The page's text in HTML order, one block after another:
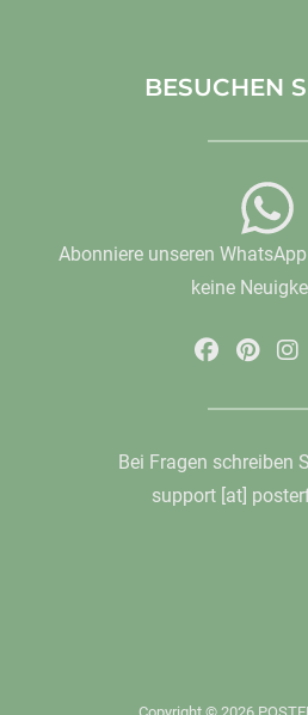
BESUCHEN
Abonniere unseren
keine
Bei Fragen schreiben
support [at]